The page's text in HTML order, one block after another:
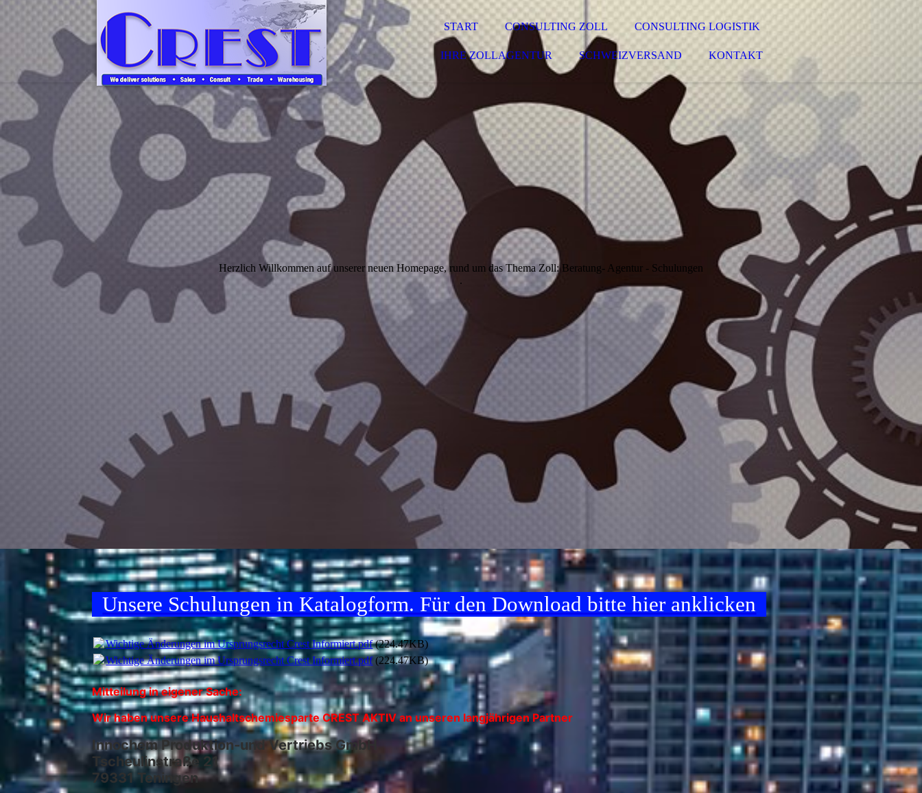
START CONSULTING ZOLL CONSULTING LOGISTIK
IHRE ZOLLAGENTUR SCHWEIZVERSAND KONTAKT
Herzlich Willkommen auf unserer neuen Homepage, rund um das Thema Zoll: Beratung- Agentur - Schulungen
.
Unsere Schulungen in Katalogform. Für den Download bitte hier anklicken
Wichtige Änderungen im Ursprungsrecht Crest Informiert.pdf(224.47KB)
Wichtige Änderungen im Ursprungsrecht Crest Informiert.pdf(224.47KB)
Mitteilung in eigener Sache:
Wir haben unsere Haushaltschemiesparte CREST AKTIV an unseren langjährigen Partner
Innochem Produktion-und Vertriebs GmbH
Tscheulinstraße 21
79331 Teningen